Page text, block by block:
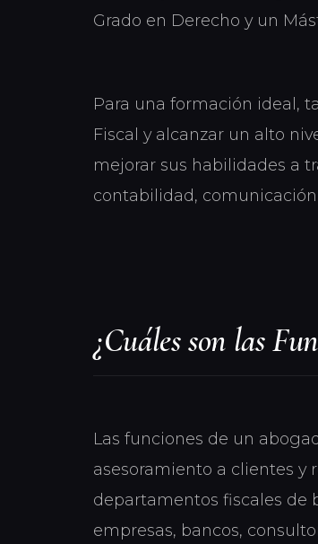
Grado en Derecho y un
Para una formación ideal,
Fiscal y alcanzar un alto
mejorar sus habilidades a
contabilidad, comunicación
¿Cuáles son las
Las funciones de un
asesoramiento a clientes y
departamentos fiscales de
empresas, bancos,